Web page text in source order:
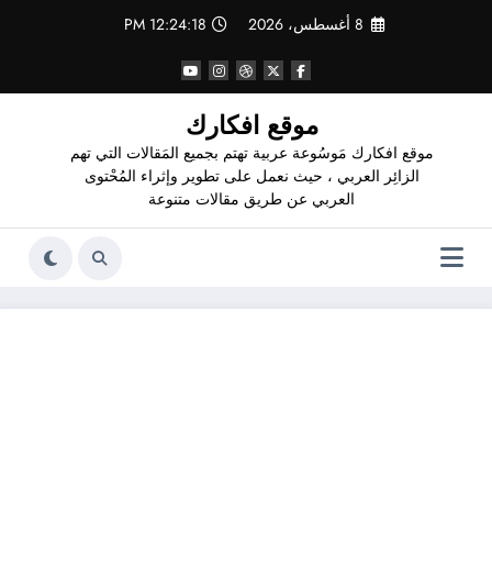
8 أغسطس، 2026 12:24:19 PM
موقع افكارك
موقع افكارك مَوسُوعة عربية تهتم بجميع المَقالات التي تهم
الزائِر العربي ، حيث نعمل على تطوير وإثراء المُحْتوى
العربي عن طريق مقالات متنوعة